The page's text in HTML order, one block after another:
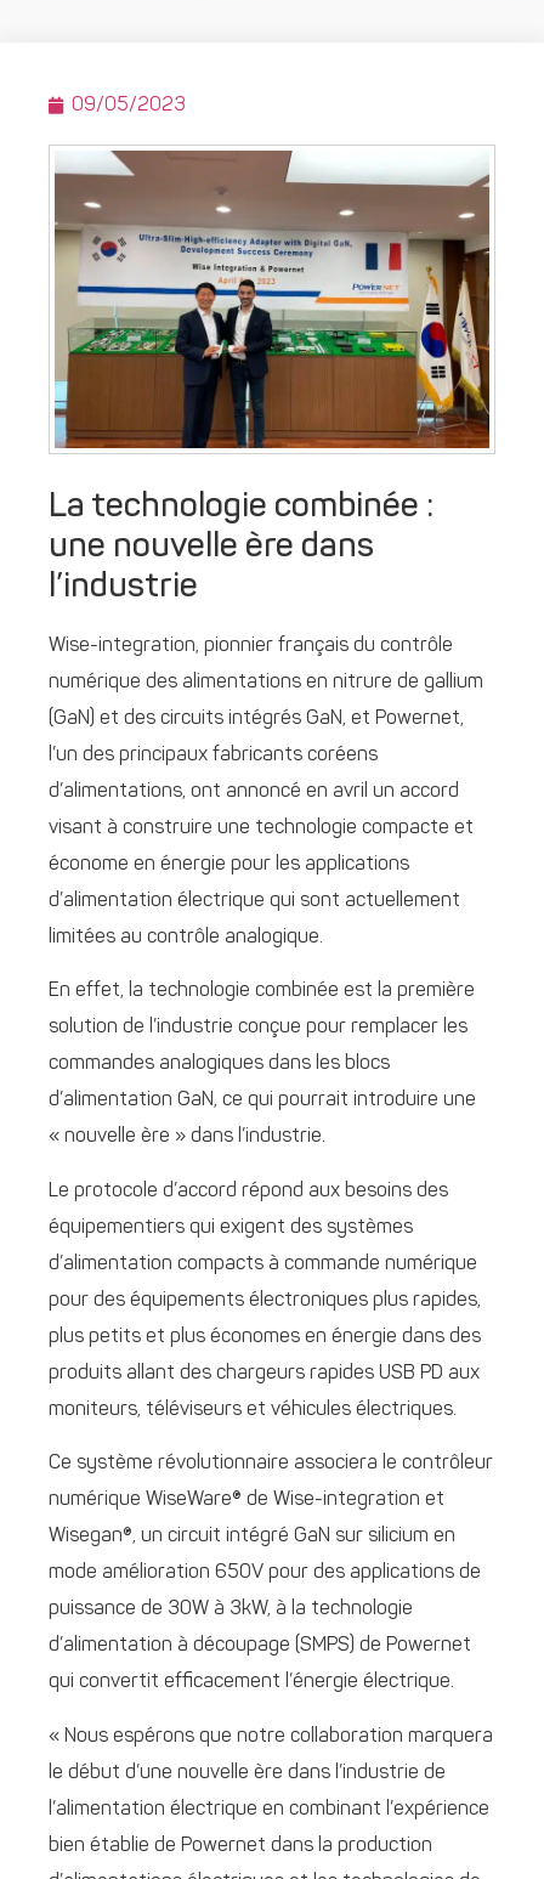
09/05/2023
La technologie combinée :
une nouvelle ère dans
l’industrie
Wise-integration, pionnier français du contrôle
numérique des alimentations en nitrure de gallium
(GaN) et des circuits intégrés GaN, et Powernet,
l’un des principaux fabricants coréens
d’alimentations, ont annoncé en avril un accord
visant à construire une technologie compacte et
économe en énergie pour les applications
d’alimentation électrique qui sont actuellement
limitées au contrôle analogique.
En effet, la technologie combinée est la première
solution de l’industrie conçue pour remplacer les
commandes analogiques dans les blocs
d’alimentation GaN, ce qui pourrait introduire une
« nouvelle ère » dans l’industrie.
Le protocole d’accord répond aux besoins des
équipementiers qui exigent des systèmes
d’alimentation compacts à commande numérique
pour des équipements électroniques plus rapides,
plus petits et plus économes en énergie dans des
produits allant des chargeurs rapides USB PD aux
moniteurs, téléviseurs et véhicules électriques.
Ce système révolutionnaire associera le contrôleur
numérique WiseWare® de Wise-integration et
Wisegan®, un circuit intégré GaN sur silicium en
mode amélioration 650V pour des applications de
puissance de 30W à 3kW, à la technologie
d’alimentation à découpage (SMPS) de Powernet
qui convertit efficacement l’énergie électrique.
« Nous espérons que notre collaboration marquera
le début d’une nouvelle ère dans l’industrie de
l’alimentation électrique en combinant l’expérience
bien établie de Powernet dans la production